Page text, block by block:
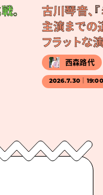
。
古川琴音、
主演までの
フラットな
西森路代
2026.7.30｜